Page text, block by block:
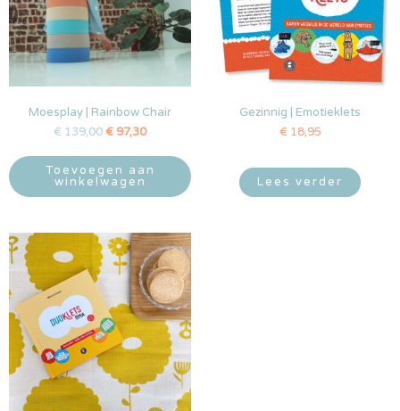
Moesplay | Rainbow Chair
€ 139,00€ 97,30
Toevoegen aan
winkelwagen
Gezinnig | Emotieklets
€ 18,95
Lees verder